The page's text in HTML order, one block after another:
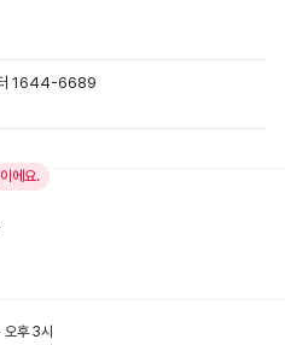
터 1644-6689
에요.
후 3시